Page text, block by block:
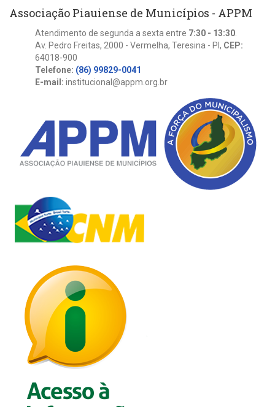
Associação Piauiense de Municípios - APPM
Atendimento de segunda a sexta entre 7:30 - 13:30.
Av. Pedro Freitas, 2000 - Vermelha, Teresina - PI, CEP:
64018-900
Telefone: (86) 99829-0041
E-mail: institucional@appm.org.br